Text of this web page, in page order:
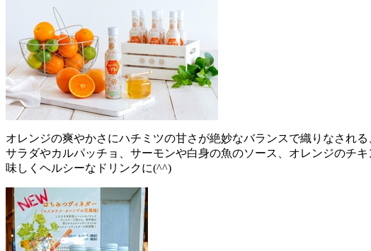
オレンジの爽やかさにハチミツの甘さが絶妙なバランスで織りなされる
サラダやカルパッチョ、サーモンや白身の魚のソース、オレンジのチ
味しくヘルシーなドリンクに(^^)